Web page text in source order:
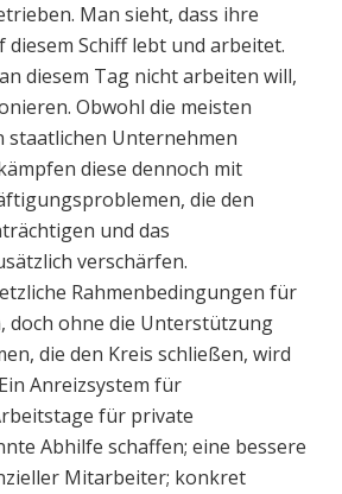
Man sieht, dass ihre
diesem Schiff lebt und arbeitet.
diesem Tag nicht arbeiten will,
Obwohl die meisten
staatlichen Unternehmen
diese dennoch mit
die den
und das
verschärfen.
Rahmenbedingungen für
doch ohne die Unterstützung
die den Kreis schließen, wird
Anreizsystem für
für private
Abhilfe schaffen; eine bessere
Mitarbeiter; konkret